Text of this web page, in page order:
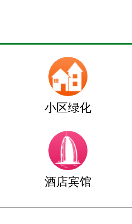
小区绿化
酒店宾馆